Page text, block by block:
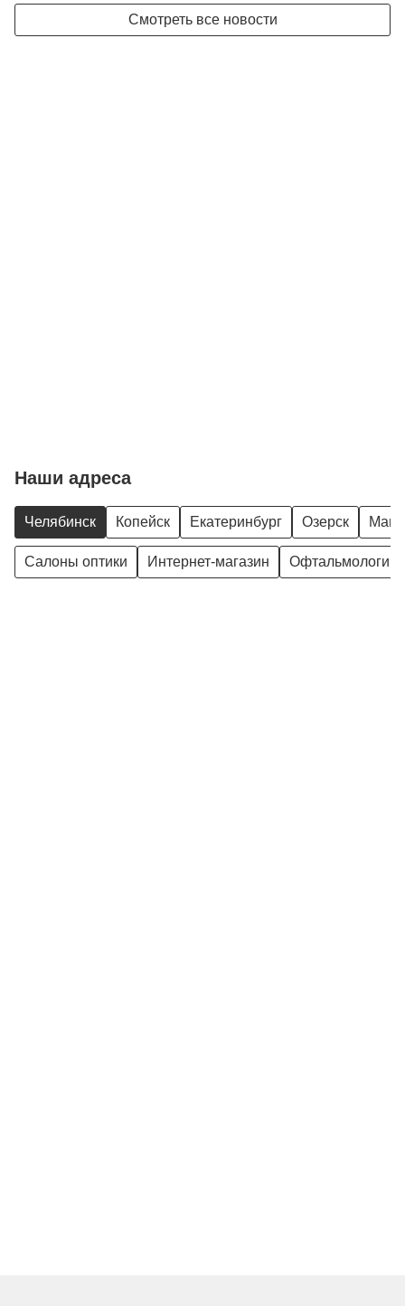
Смотреть все новости
Наши адреса
Челябинск Копейск Екатеринбург Озерск
Салоны оптики Интернет-магазин